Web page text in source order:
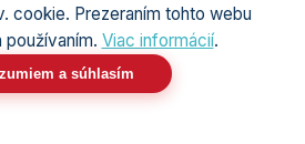
riešenie presne pre vaše
všetko úplne zadarmo.
cookie. Prezeraním tohto webu
používaním. Viac informácií.
a súhlasím